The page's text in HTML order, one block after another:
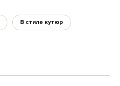
В стиле кутюр